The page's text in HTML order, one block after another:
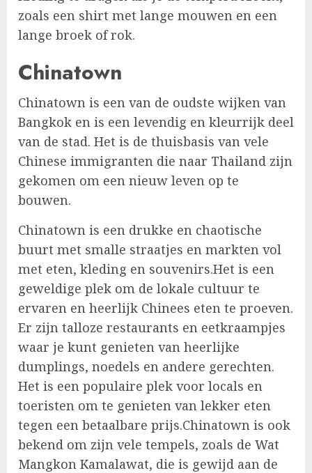
zoals een shirt met lange mouwen en een
lange broek of rok.
Chinatown
Chinatown is een van de oudste wijken van
Bangkok en is een levendig en kleurrijk deel
van de stad. Het is de thuisbasis van vele
Chinese immigranten die naar Thailand zijn
gekomen om een nieuw leven op te
bouwen.
Chinatown is een drukke en chaotische
buurt met smalle straatjes en markten vol
met eten, kleding en souvenirs.Het is een
geweldige plek om de lokale cultuur te
ervaren en heerlijk Chinees eten te proeven.
Er zijn talloze restaurants en eetkraampjes
waar je kunt genieten van heerlijke
dumplings, noedels en andere gerechten.
Het is een populaire plek voor locals en
toeristen om te genieten van lekker eten
tegen een betaalbare prijs.Chinatown is ook
bekend om zijn vele tempels, zoals de Wat
Mangkon Kamalawat, die is gewijd aan de